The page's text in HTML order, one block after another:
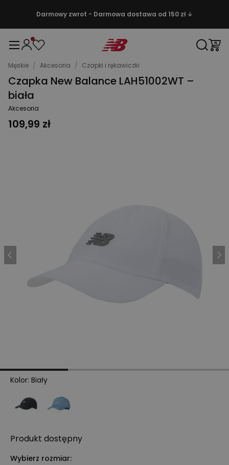
Darmowy zwrot - Darmowa dostawa od 150 zł ↓
Męskie / Akcesoria / Czapki i rękawiczki
Czapka New Balance LAH51002WT –
biała
Akcesoria
109,99 zł
Kolor: Biały
Produkt dostępny
Wybierz rozmiar: